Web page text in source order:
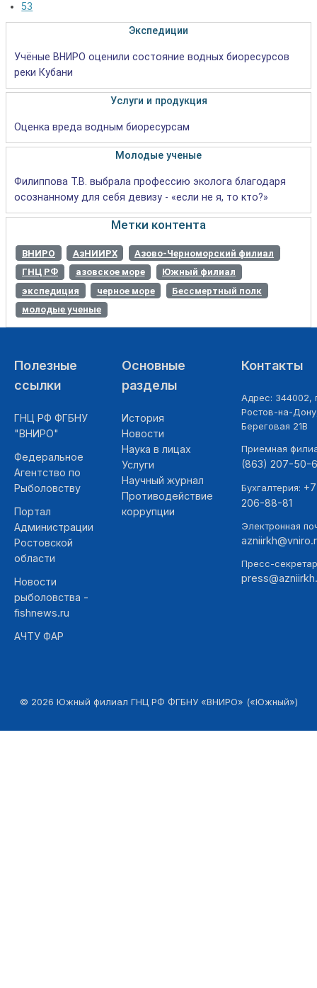
53
Экспедиции
Учёные ВНИРО оценили состояние водных биоресурсов
реки Кубани
Услуги и продукция
Оценка вреда водным биоресурсам
Молодые ученые
Филиппова Т.В. выбрала профессию эколога благодаря
осознанному для себя девизу - «если не я, то кто?»
Метки контента
ВНИРО АзНИИРХ
Азово-Черноморский филиал
ГНЦ РФ
азовское море
Южный филиал
экспедиция
черное море
Бессмертный полк
молодые ученые
Полезные
ссылки
ГНЦ РФ ФГБНУ
"ВНИРО"
Федеральное
Агентство по
Рыболовству
Портал
Администрации
Ростовской
области
Новости
рыболовства -
fishnews.ru
АЧТУ ФАР
Основные
разделы
История
Новости
Наука в лицах
Услуги
Научный журнал
Противодействие
коррупции
Контакты
Адрес: 344002,
Ростов-на-
Береговая 21В
Приемная
(863) 207-50-
Бухгалтерия:
206-88-81
Электронная
Пресс-
© 2026 Южный филиал ГНЦ РФ ФГБНУ «ВНИРО» («Южный»)